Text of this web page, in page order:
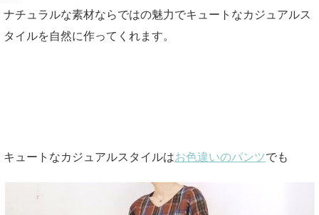
ナチュラルな素材ならではの魅力でキュートなカジュアルス
タイルを自然に作ってくれます。
キュートなカジュアルスタイルはお色違いのパンツでも